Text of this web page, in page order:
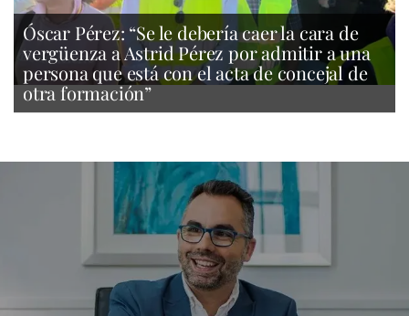
Óscar Pérez: “Se le debería caer la cara de
vergüenza a Astrid Pérez por admitir a una
persona que está con el acta de concejal de
otra formación”